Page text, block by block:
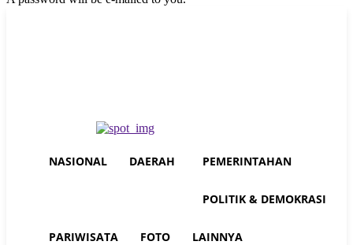
NASIONAL DAERAH PEMERINTAHAN
POLITIK & DEMOKRASI
PARIWISATA FOTO LAINNYA